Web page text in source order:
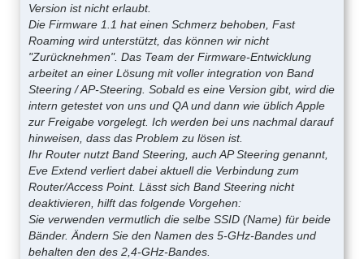
Version ist nicht erlaubt.
Die Firmware 1.1 hat einen Schmerz behoben, Fast
Roaming wird unterstützt, das können wir nicht
"Zurücknehmen". Das Team der Firmware-Entwicklung
arbeitet an einer Lösung mit voller integration von Band
Steering / AP-Steering. Sobald es eine Version gibt, wird die
intern getestet von uns und QA und dann wie üblich Apple
zur Freigabe vorgelegt. Ich werden bei uns nachmal darauf
hinweisen, dass das Problem zu lösen ist.
Ihr Router nutzt Band Steering, auch AP Steering genannt,
Eve Extend verliert dabei aktuell die Verbindung zum
Router/Access Point. Lässt sich Band Steering nicht
deaktivieren, hilft das folgende Vorgehen:
Sie verwenden vermutlich die selbe SSID (Name) für beide
Bänder. Ändern Sie den Namen des 5-GHz-Bandes und
behalten den des 2,4-GHz-Bandes.